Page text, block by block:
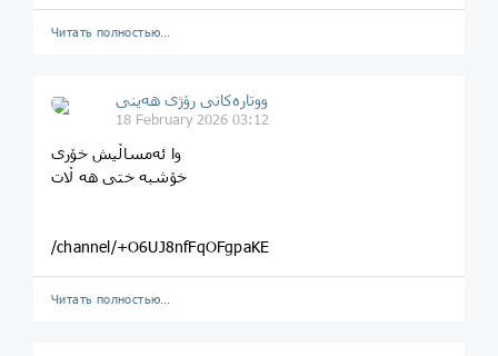
Читать полностью…
ووتارەکانی رۆژی ھەینی
18 February 2026 03:12
وا ئەمساڵیش خۆری
خۆشبە ختی هە ڵات
/channel/+O6UJ8nfFqOFgpaKE
Читать полностью…